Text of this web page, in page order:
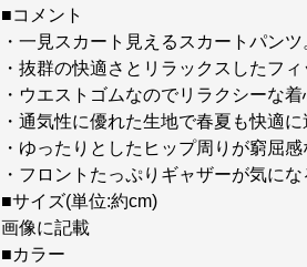
■コメント
・一見スカート見えるスカートパンツ
・抜群の快適さとリラックスしたフ
・ウエストゴムなのでリラクシーな着
・通気性に優れた生地で春夏も快適に
・ゆったりとしたヒップ周りが窮屈感
・フロントたっぷりギャザーが気に
■サイズ(単位:約cm)
画像に記載
■カラー